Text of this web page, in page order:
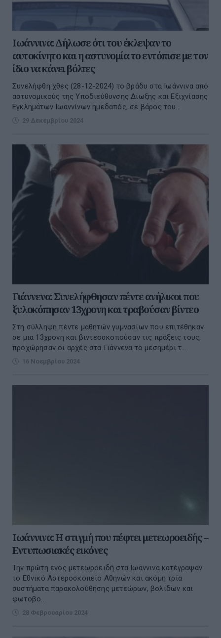
Ιωάννινα: Δήλωσε ότι του έκλεψαν το
αυτοκίνητο και η αστυνομία το εντόπισε με τον
ίδιο να κάνει βόλτες
Συνελήφθη χθες (28-12-2024) το βράδυ στα Ιωάννινα από
αστυνομικούς της Υποδιεύθυνσης Δίωξης και Εξιχνίασης
Εγκλημάτων Ιωαννίνων ημεδαπός, σε βάρος του...
29 Δεκεμβρίου 2024
Γιάννενα: Συνελήφθησαν πέντε ανήλικοι που
ξυλοκόπησαν 13χρονη και τραβούσαν βίντεο
Στη σύλληψη πέντε μαθητών γυμνασίων που επιτέθηκαν
σε μια 13χρονη και βιντεοσκοπούσαν τις πράξεις τους,
προχώρησαν οι αρχές στα Γιάννενα το μεσημέρι τ...
16 Νοεμβρίου 2024
Ιωάννινα: Η στιγμή που πέφτει μετεωροειδής –
Εντυπωσιακές εικόνες
Την πρώτη ενός μετεωροειδή στα Ιωάννινα κατέγραψαν
το Εθνικό Αστεροσκοπείο Αθηνών και ακόμη τρία
συστήματα παρακολούθησης μετεώρων, βολίδων και
φωτοβο...
28 Φεβρουαρίου 2024